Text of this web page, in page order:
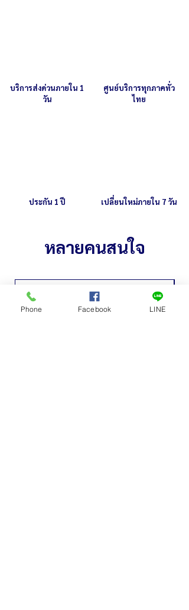
บริการส่งด่วนภายใน 1
วัน
ศูนย์บริการทุกภาคทั่ว
ไทย
ประกัน 1 ปี เปลี่ยนใหม่ภายใน 7 วัน
หลายคนสนใจ
Phone Facebook LINE